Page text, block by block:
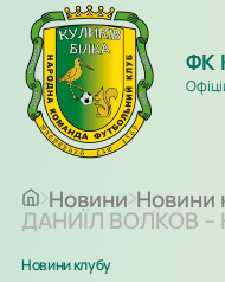
ФК
Новини Новини
ДАНИЇЛ ВОЛКОВ
Новини клубу